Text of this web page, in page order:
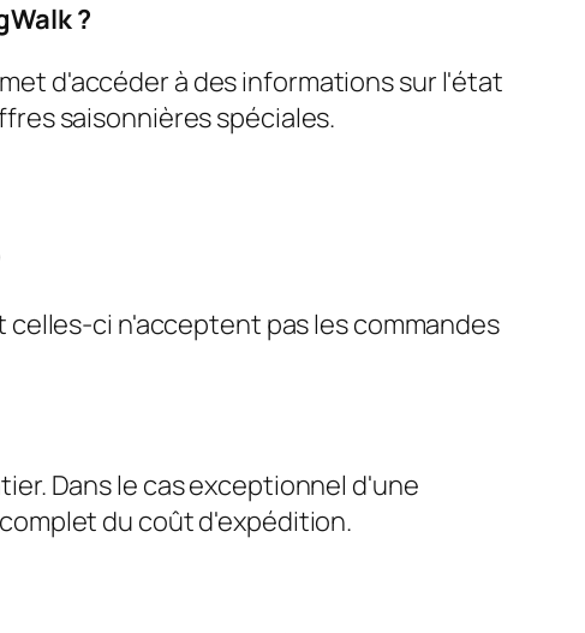
?
d'accéder à des informations sur l'état
saisonnières spéciales.
ci n'acceptent pas les commandes
Dans le cas exceptionnel d'une
du coût d'expédition.